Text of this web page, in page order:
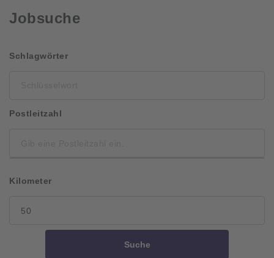
Jobsuche
SchlagwörterSchlüsselwort
Postleitzahl
Kilometer
Suche